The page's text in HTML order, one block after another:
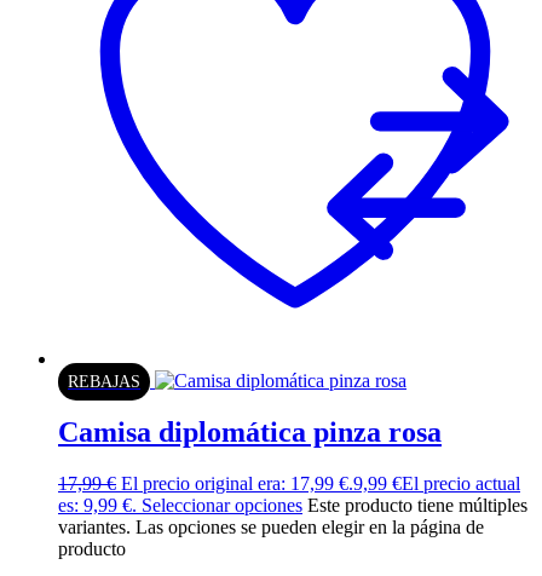
REBAJAS
Camisa diplomática pinza rosa
17,99€ El precio original era: 17,99 €.9,99 €El precio actual
es: 9,99 €. Seleccionar opciones Este producto tiene múltiples
variantes. Las opciones se pueden elegir en la página de
producto